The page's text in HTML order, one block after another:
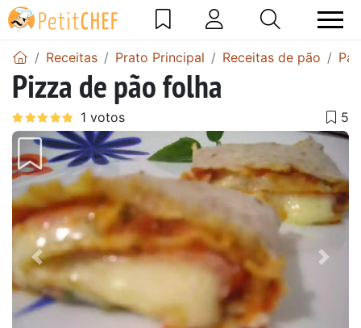
Receitas Prato Principal Receitas de pão
Pizza de pão folha
Anterior Next